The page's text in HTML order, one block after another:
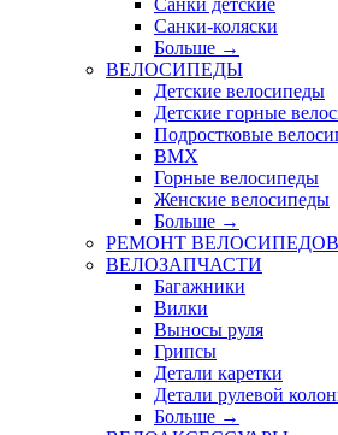
Санки детские
Санки-коляски
Больше →
ВЕЛОСИПЕДЫ
Детские велосипеды
Детские горные
Подростковые
BMX
Горные велосипеды
Женские велосипеды
Больше →
РЕМОНТ ВЕЛОСИПЕДОВ
ВЕЛОЗАПЧАСТИ
Багажники
Вилки
Выносы руля
Грипсы
Детали каретки
Детали рулевой
Больше →